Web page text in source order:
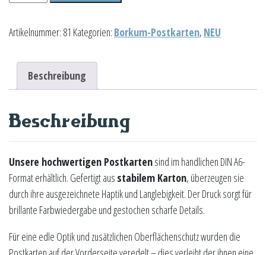
Menge
Artikelnummer: 81 Kategorien: Borkum-Postkarten, NEU
Beschreibung
Beschreibung
Unsere hochwertigen Postkartensind im handlichen DIN A6-
Format erhältlich. Gefertigt aus stabilem Karton, überzeugen sie
durch ihre ausgezeichnete Haptik und Langlebigkeit. Der Druck sorgt für
brillante Farbwiedergabe und gestochen scharfe Details.
Für eine edle Optik und zusätzlichen Oberflächenschutz wurden die